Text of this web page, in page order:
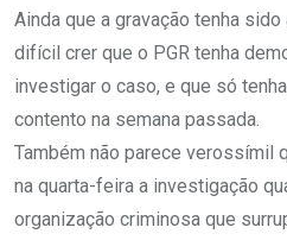
Ainda que a gravação tenha
difícil crer que o PGR tenha
investigar o caso, e que só
contento na semana passada.
Também não parece verossímil
na quarta-feira a investigação
organização criminosa que